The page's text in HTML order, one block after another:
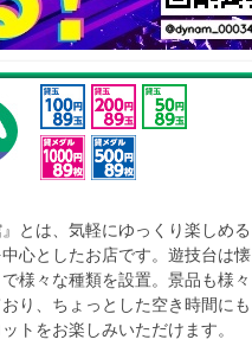
』とは、気軽にゆっくり楽しめる
中心としたお店です。遊技台は懐
様々な種類を設置。景品も様々
り、ちょっとした空き時間にも
トをお楽しみいただけます。